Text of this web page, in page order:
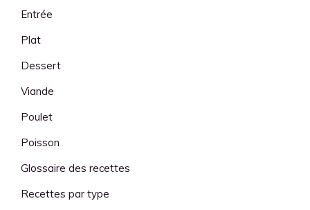
Entrée
Plat
Dessert
Viande
Poulet
Poisson
Glossaire des recettes
Recettes par type